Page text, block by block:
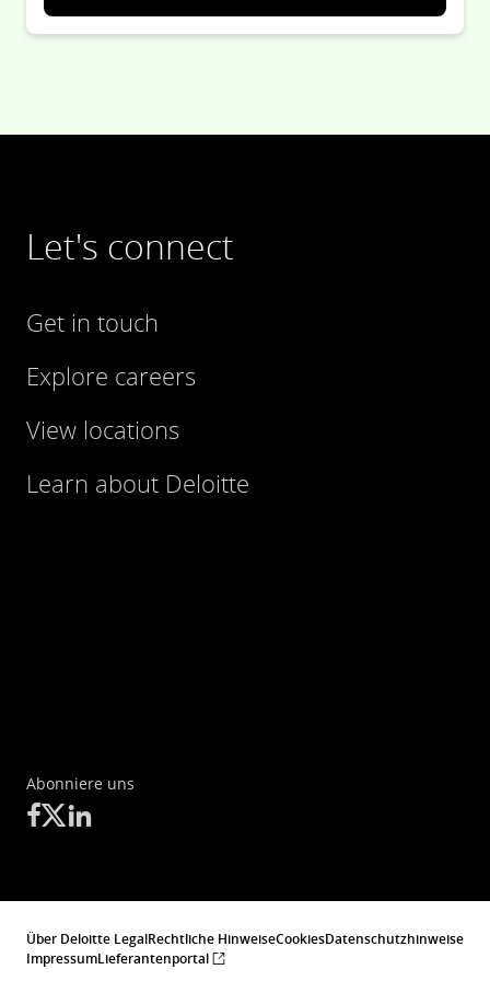
Let's connect
Get in touch
Explore careers
View locations
Learn about Deloitte
Abonniere uns
Über Deloitte LegalRechtliche HinweiseCookiesDatenschutzhinweise
ImpressumLieferantenportal